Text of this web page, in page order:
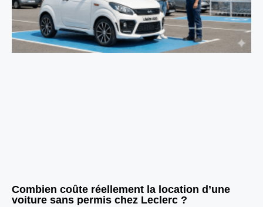
Combien coûte réellement la location d’une
voiture sans permis chez Leclerc ?